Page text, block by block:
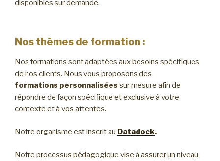
disponibles sur demande.
Nos thèmes de formation :
Nos formations sont adaptées aux besoins spécifiques
de nos clients. Nous vous proposons des
formations personnalisées sur mesure afin de
répondre de façon spécifique et exclusive à votre
contexte et à vos attentes.
Notre organisme est inscrit au Datadock.
Notre processus pédagogique vise à assurer un niveau